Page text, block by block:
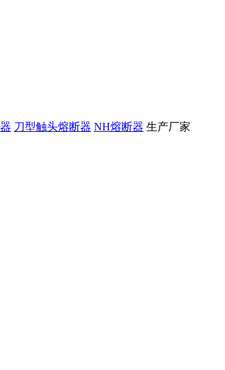
刀型触头熔断器 NH熔断器 生产厂家